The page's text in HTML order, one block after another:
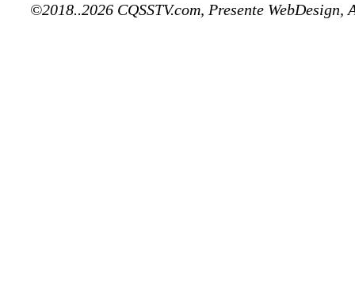
©2018..2026 CQSSTV.com, Presente WebDesign,